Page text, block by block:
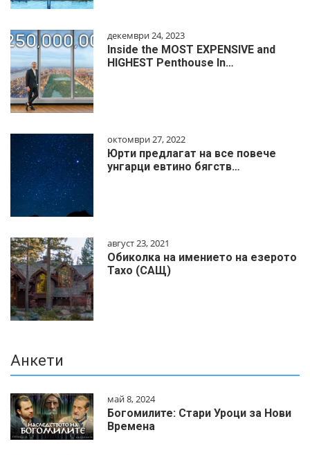
декември 24, 2023
Inside the MOST EXPENSIVE and
HIGHEST Penthouse In…
октомври 27, 2022
Юрти предлагат на все повече
унгарци евтино бягств…
август 23, 2021
Обиколка на имението на езерото
Тахо (САЩ)
Анкети
май 8, 2024
Богомилите: Стари Уроци за Нови
Времена